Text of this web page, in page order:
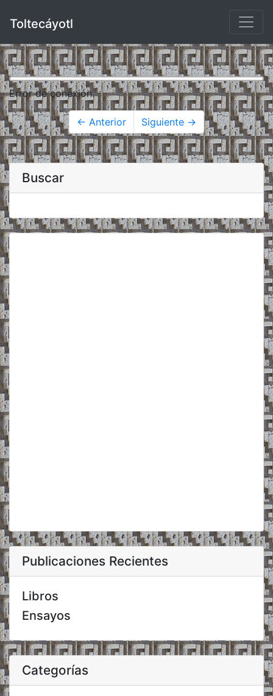
Toltecáyotl
Error de conexión.
← Anterior Siguiente →
Buscar
Publicaciones Recientes
Libros
Ensayos
Categorías